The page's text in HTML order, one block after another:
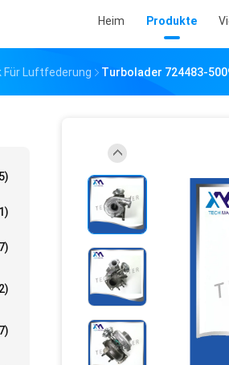
Heim Produkte
Für Luftfederung Turbolader 724483-